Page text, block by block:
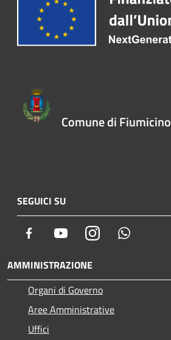
Comune di Fiumicino
SEGUICI SU
Facebook YoutubeInstagram
AMMINISTRAZIONE
Organi di Governo
Aree Amministrative
Uffici